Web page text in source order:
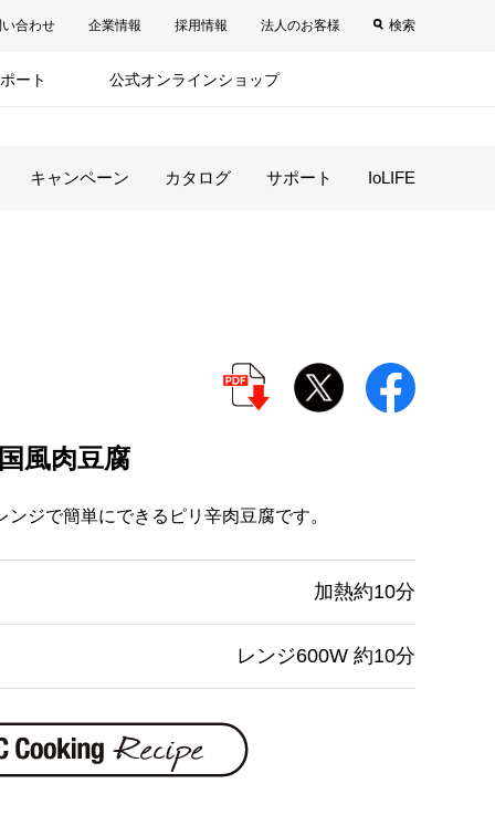
合わせ 企業情報 採用情報 法人のお客様 検索
ート 公式オンラインショップ
キャンペーン カタログ サポート IoLIFE
風肉豆腐
ジで簡単にできるピリ辛肉豆腐です。
加熱約10分
レンジ600W 約10分